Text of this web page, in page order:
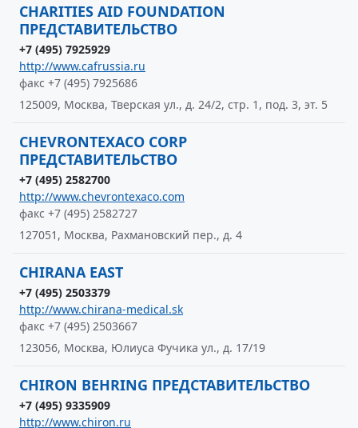
CHARITIES AID FOUNDATION
ПРЕДСТАВИТЕЛЬСТВО
+7 (495) 7925929
http://www.cafrussia.ru
факс +7 (495) 7925686
125009, Москва, Тверская ул., д. 24/2, стр. 1, под. 3, эт. 5
CHEVRONTEXACO CORP
ПРЕДСТАВИТЕЛЬСТВО
+7 (495) 2582700
http://www.chevrontexaco.com
факс +7 (495) 2582727
127051, Москва, Рахмановский пер., д. 4
CHIRANA EAST
+7 (495) 2503379
http://www.chirana-medical.sk
факс +7 (495) 2503667
123056, Москва, Юлиуса Фучика ул., д. 17/19
CHIRON BEHRING ПРЕДСТАВИТЕЛЬСТВО
+7 (495) 9335909
http://www.chiron.ru